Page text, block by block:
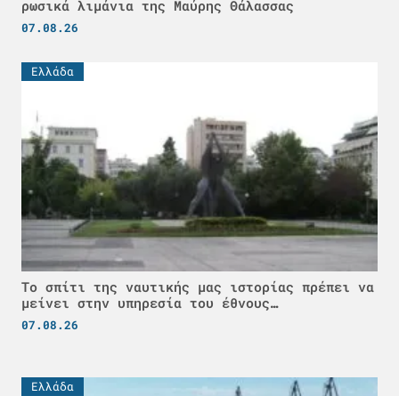
ρωσικά λιμάνια της Μαύρης Θάλασσας
07.08.26
Ελλάδα
Το σπίτι της ναυτικής μας ιστορίας πρέπει να
μείνει στην υπηρεσία του έθνους…
07.08.26
Ελλάδα